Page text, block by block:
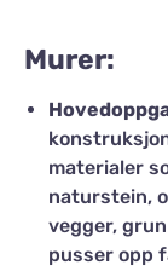
Murer:
materialer
naturstein,
vegger,
pusser opp